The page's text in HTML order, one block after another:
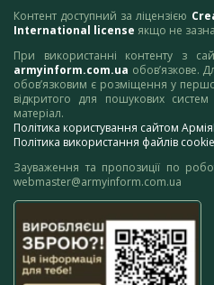
Контент доступний за ліцензією
International license якщо не
При використанні контенту з
armyinform.com.ua обов’язкове.
обов’язковим є розміщення у
відкритого для пошукових
матеріал.
Політика користування сайтом
Політика використання файлів cookie
Зауваження та пропозиції по
webmaster@armyinform.com.ua